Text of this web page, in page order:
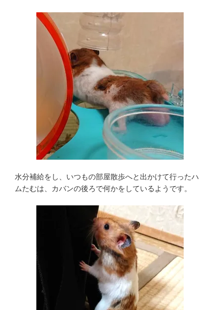
水分補給をし、いつもの部屋散歩へと出かけて行ったハ
ムたむは、カバンの後ろで何かをしているようです。